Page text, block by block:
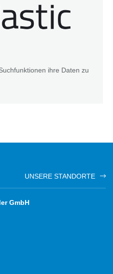
ihre Daten zu
UNSERE STANDORTE
GmbH